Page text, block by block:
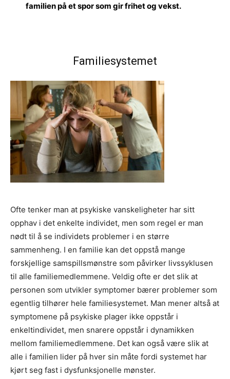
familien på et spor som gir frihet og vekst.
Familiesystemet
Ofte tenker man at psykiske vanskeligheter har sitt
opphav i det enkelte individet, men som regel er man
nødt til å se individets problemer i en større
sammenheng. I en familie kan det oppstå mange
forskjellige samspillsmønstre som påvirker livssyklusen
til alle familiemedlemmene. Veldig ofte er det slik at
personen som utvikler symptomer bærer problemer som
egentlig tilhører hele familiesystemet. Man mener altså at
symptomene på psykiske plager ikke oppstår i
enkeltindividet, men snarere oppstår i dynamikken
mellom familiemedlemmene. Det kan også være slik at
alle i familien lider på hver sin måte fordi systemet har
kjørt seg fast i dysfunksjonelle mønster.